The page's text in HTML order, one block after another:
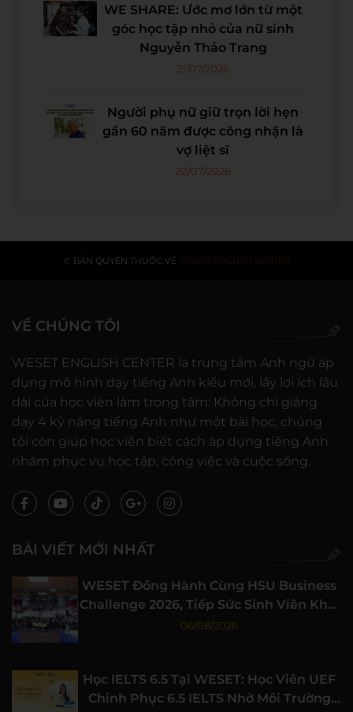
WE SHARE: Ước mơ lớn từ một
góc học tập nhỏ của nữ sinh
Nguyễn Thảo Trang
21/07/2026
Người phụ nữ giữ trọn lời hẹn
gần 60 năm được công nhận là
vợ liệt sĩ
20/07/2026
© BẢN QUYỀN THUỘC VỀ WESET ENGLISH CENTER
VỀ CHÚNG TÔI
WESET ENGLISH CENTER là trung tâm Anh ngữ áp
dụng mô hình dạy tiếng Anh kiểu mới, lấy lợi ích lâu
dài của học viên làm trọng tâm: Không chỉ giảng
dạy 4 kỹ năng tiếng Anh như một bài học, chúng
tôi còn giúp học viên biết cách áp dụng tiếng Anh
nhằm phục vụ học tập, công việc và cuộc sống.
BÀI VIẾT MỚI NHẤT
WESET Đồng Hành Cùng HSU Business
Challenge 2026, Tiếp Sức Sinh Viên Khởi
Nghiệp
06/08/2026
Học IELTS 6.5 Tại WESET: Học Viên UEF
Chinh Phục 6.5 IELTS Nhờ Môi Trường